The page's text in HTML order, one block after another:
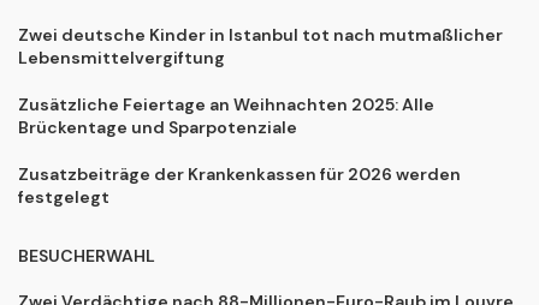
Zwei deutsche Kinder in Istanbul tot nach mutmaßlicher
Lebensmittelvergiftung
Zusätzliche Feiertage an Weihnachten 2025: Alle
Brückentage und Sparpotenziale
Zusatzbeiträge der Krankenkassen für 2026 werden
festgelegt
BESUCHERWAHL